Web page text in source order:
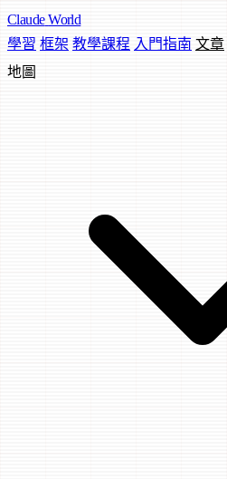
Claude World
學習 框架 教學課程 入門指南 文章
地圖